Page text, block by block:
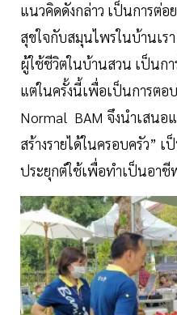
แนวคิดดังกล่าว เป็นการต่อ
สุขใจกับสมุนไพรในบ้านเร
ผู้ใช้ชีวิตในบ้านสวน เป็นก
แต่ในครั้งนี้เพื่อเป็นการตอ
Normal BAM จึงนำเสนอ
สร้างรายได้ในครอบครัว” เ
ประยุกต์ใช้เพื่อทำเป็นอาชี